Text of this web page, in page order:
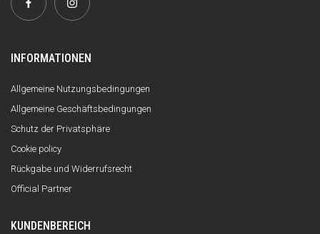
INFORMATIONEN
Allgemeine Nutzungsbedingungen
Allgemeine Geschäftsbedingungen
Schutz der Privatsphäre
Cookie policy
Rückgabe und Widerrufsrecht
Official Partner
KUNDENBEREICH